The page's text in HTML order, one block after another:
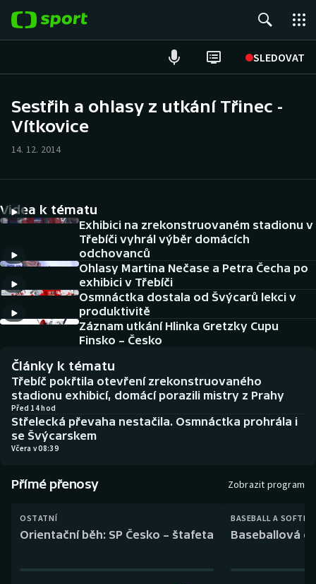
SLEDOVAT
Hokej
Cyklistika
DALŠÍ SPORTY
Americký fotbal
Baseball a softbal
Basketbal
Biatlon
Boby a skeleton
Dostihy
NEPŘEHLÉDNĚTE
Soutěže
Historické návraty
Aplikace ČT sport
AZ kvíz
Sestřih a ohlasy z utkání Třinec -
Vítkovice
14. 12. 2014
Videa k tématu
Exhibici na zrekonstruovaném stadionu v
Třebíči vyhrál výběr domácích
odchovanců
Ohlasy Martina Nečase a Petra Čecha po
exhibici v Třebíči
Osmnáctka dostala od Švýcarů lekci v
produktivitě
Záznam utkání Hlinka Gretzky Cupu
Finsko – Česko
Články k tématu
Třebíč pokřtila otevření zrekonstruovaného
stadionu exhibicí, domácí porazili mistry z Prahy
Před 14 hod
Střelecká převaha nestačila. Osmnáctka prohrála i
se Švýcarskem
Včera v 08:39
Přímé přenosy Zobrazit program
OSTATNÍ
Orientační běh: SP Česko – štafeta
BASEBALL A
Baseballová